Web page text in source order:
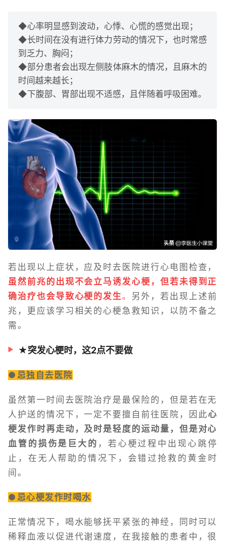
◆心率明显感到波动，心悸、心慌的感觉出现；
◆长时间在没有进行体力劳动的情况下，也时常感
到乏力、胸闷；
◆部分患者会出现左侧肢体麻木的情况，且麻木的
时间越来越长；
◆下腹部、胃部出现不适感，且伴随着呼吸困难。
若出现以上症状，应及时去医院进行心电图检查，
虽然前兆的出现不会立马诱发心梗，但若未得到正
确治疗也会导致心梗的发生。 另外，若出现上述前
兆，更应该学习相关的心梗急救知识，以防不备之
需。
★突发心梗时，这2点不要做
●忌独自去医院
虽然第一时间去医院治疗是最保险的，但是若在无
人护送的情况下，一定不要擅自前往医院，因此心
梗发作时再走动，及时是轻度的运动量，但是对心
血管的损伤是巨大的 ，若心梗过程中出现心跳停
止，在无人帮助的情况下，会错过抢救的黄金时
间。
●忌心梗发作时喝水
正常情况下，喝水能够抚平紧张的神经，同时可以
稀释血液以促进代谢速度，在我接触的患者中，很